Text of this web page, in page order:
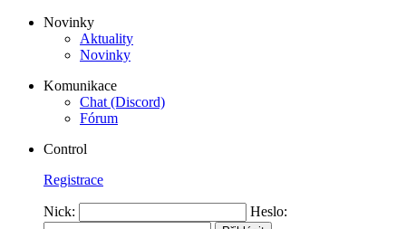
Novinky
Aktuality
Novinky
Komunikace
Chat (Discord)
Fórum
Control
Registrace
Nick: Heslo: